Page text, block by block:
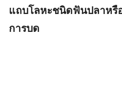
แถบโลหะชนิดฟันปลาหรื
การบด